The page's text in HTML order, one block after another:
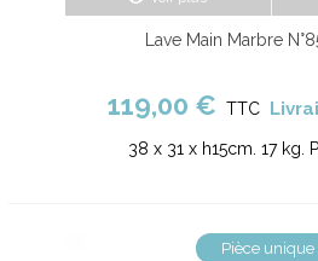
Lave Main Marbre
119,00 € TTC
38 x 31 x h15cm. 17 kg.
Pièce unique